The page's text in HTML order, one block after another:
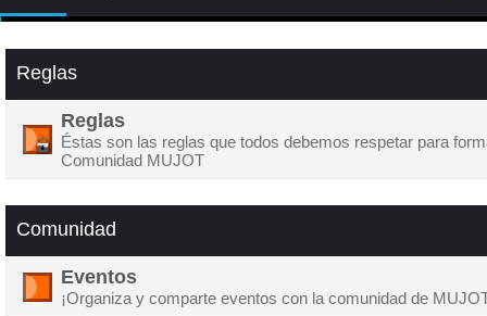
Reglas
Reglas
Éstas son las reglas que todos debemos respetar para
Comunidad MUJOT
Comunidad
Eventos
¡Organiza y comparte eventos con la comunidad de